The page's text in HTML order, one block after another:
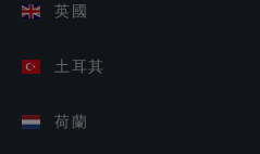
英國
土耳其
荷蘭